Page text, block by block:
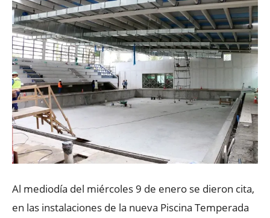
Al mediodía del miércoles 9 de enero se dieron cita,
en las instalaciones de la nueva Piscina Temperada